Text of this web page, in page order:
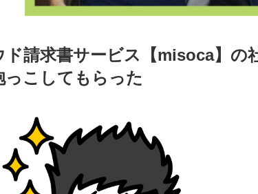
ド請求書サービス【misoca】の
っこしてもらった